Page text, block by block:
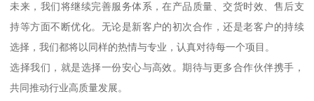
未来，我们将继续完善服务体系，在产品质量、交货时效、售后支
持等方面不断优化。无论是新客户的初次合作，还是老客户的持续
选择，我们都将以同样的热情与专业，认真对待每一个项目。
选择我们，就是选择一份安心与高效。期待与更多合作伙伴携手，
共同推动行业高质量发展。